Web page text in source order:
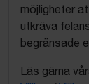
möjligheter
utkräva
begränsade
Läs gärna